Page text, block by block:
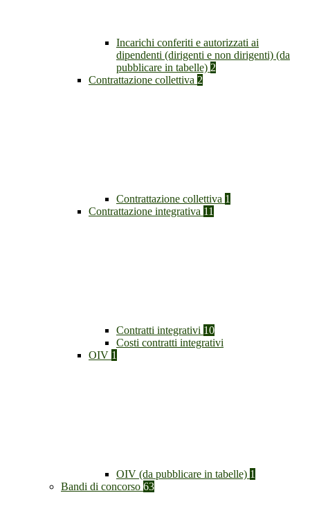
Incarichi conferiti e autorizzati ai
dipendenti (dirigenti e non dirigenti) (da
pubblicare in tabelle) 2
Contrattazione collettiva 2
Contrattazione collettiva 1
Contrattazione integrativa 11
Contratti integrativi 10
Costi contratti integrativi
OIV 1
OIV (da pubblicare in tabelle) 1
Bandi di concorso 63